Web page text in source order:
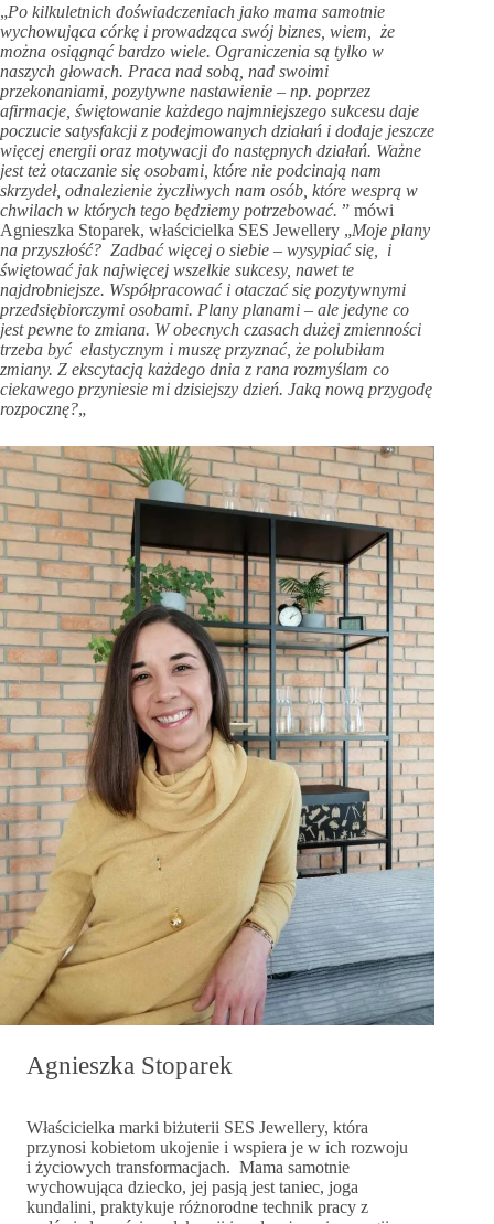
„Po kilkuletnich doświadczeniach jako mama samotnie
wychowująca córkę i prowadząca swój biznes, wiem, że
można osiągnąć bardzo wiele. Ograniczenia są tylko w
naszych głowach. Praca nad sobą, nad swoimi
przekonaniami, pozytywne nastawienie – np. poprzez
afirmacje, świętowanie każdego najmniejszego sukcesu daje
poczucie satysfakcji z podejmowanych działań i dodaje jeszcze
więcej energii oraz motywacji do następnych działań. Ważne
jest też otaczanie się osobami, które nie podcinają nam
skrzydeł, odnalezienie życzliwych nam osób, które wesprą w
chwilach w których tego będziemy potrzebować. ” mówi
Agnieszka Stoparek, właścicielka SES Jewellery „Moje plany
na przyszłość? Zadbać więcej o siebie – wysypiać się, i
świętować jak najwięcej wszelkie sukcesy, nawet te
najdrobniejsze. Współpracować i otaczać się pozytywnymi
przedsiębiorczymi osobami. Plany planami – ale jedyne co
jest pewne to zmiana. W obecnych czasach dużej zmienności
trzeba być elastycznym i muszę przyznać, że polubiłam
zmiany. Z ekscytacją każdego dnia z rana rozmyślam co
ciekawego przyniesie mi dzisiejszy dzień. Jaką nową przygodę
rozpocznę?„
Agnieszka Stoparek
Właścicielka marki biżuterii SES Jewellery, która
przynosi kobietom ukojenie i wspiera je w ich rozwoju
i życiowych transformacjach. Mama samotnie
wychowująca dziecko, jej pasją jest taniec, joga
kundalini, praktykuje różnorodne technik pracy z